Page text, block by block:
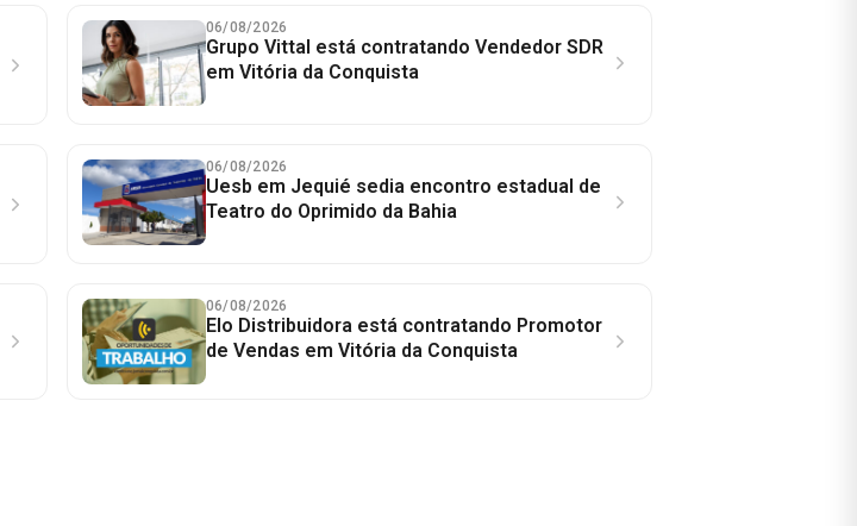
06/08/2026
Grupo Vittal está contratando Vendedor SDR
em Vitória da Conquista
06/08/2026
Uesb em Jequié sedia encontro estadual de
Teatro do Oprimido da Bahia
06/08/2026
Elo Distribuidora está contratando Promotor
de Vendas em Vitória da Conquista